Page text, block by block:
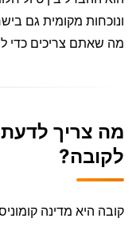
ונוכחות מקומית גם
מה שאתם צריכים כדי
מה צריך לדעת
לקובה?
קובה היא מדינה